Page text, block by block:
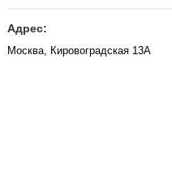
Адрес:
Москва, Кировоградская 13А